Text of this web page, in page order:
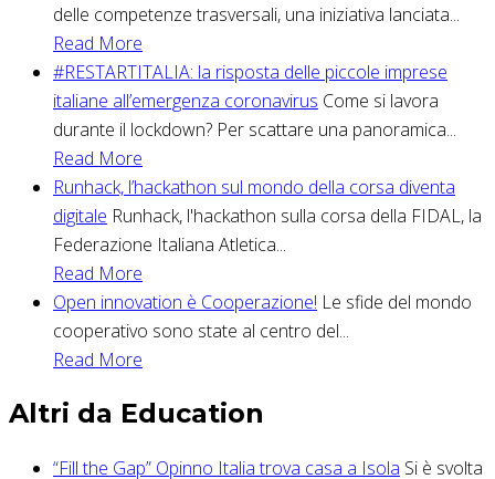
delle competenze trasversali, una iniziativa lanciata...
Read More
#RESTARTITALIA: la risposta delle piccole imprese
italiane all’emergenza coronavirus Come si lavora
durante il lockdown? Per scattare una panoramica...
Read More
Runhack, l’hackathon sul mondo della corsa diventa
digitale Runhack, l'hackathon sulla corsa della FIDAL, la
Federazione Italiana Atletica...
Read More
Open innovation è Cooperazione! Le sfide del mondo
cooperativo sono state al centro del...
Read More
Altri da Education
“Fill the Gap” Opinno Italia trova casa a Isola Si è svolta